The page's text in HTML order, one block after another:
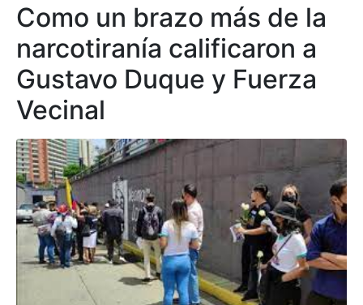
Como un brazo más de la
narcotiranía calificaron a
Gustavo Duque y Fuerza
Vecinal